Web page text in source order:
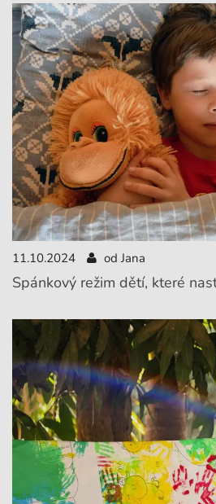
11.10.2024 od Jana
Spánkový režim dětí, které